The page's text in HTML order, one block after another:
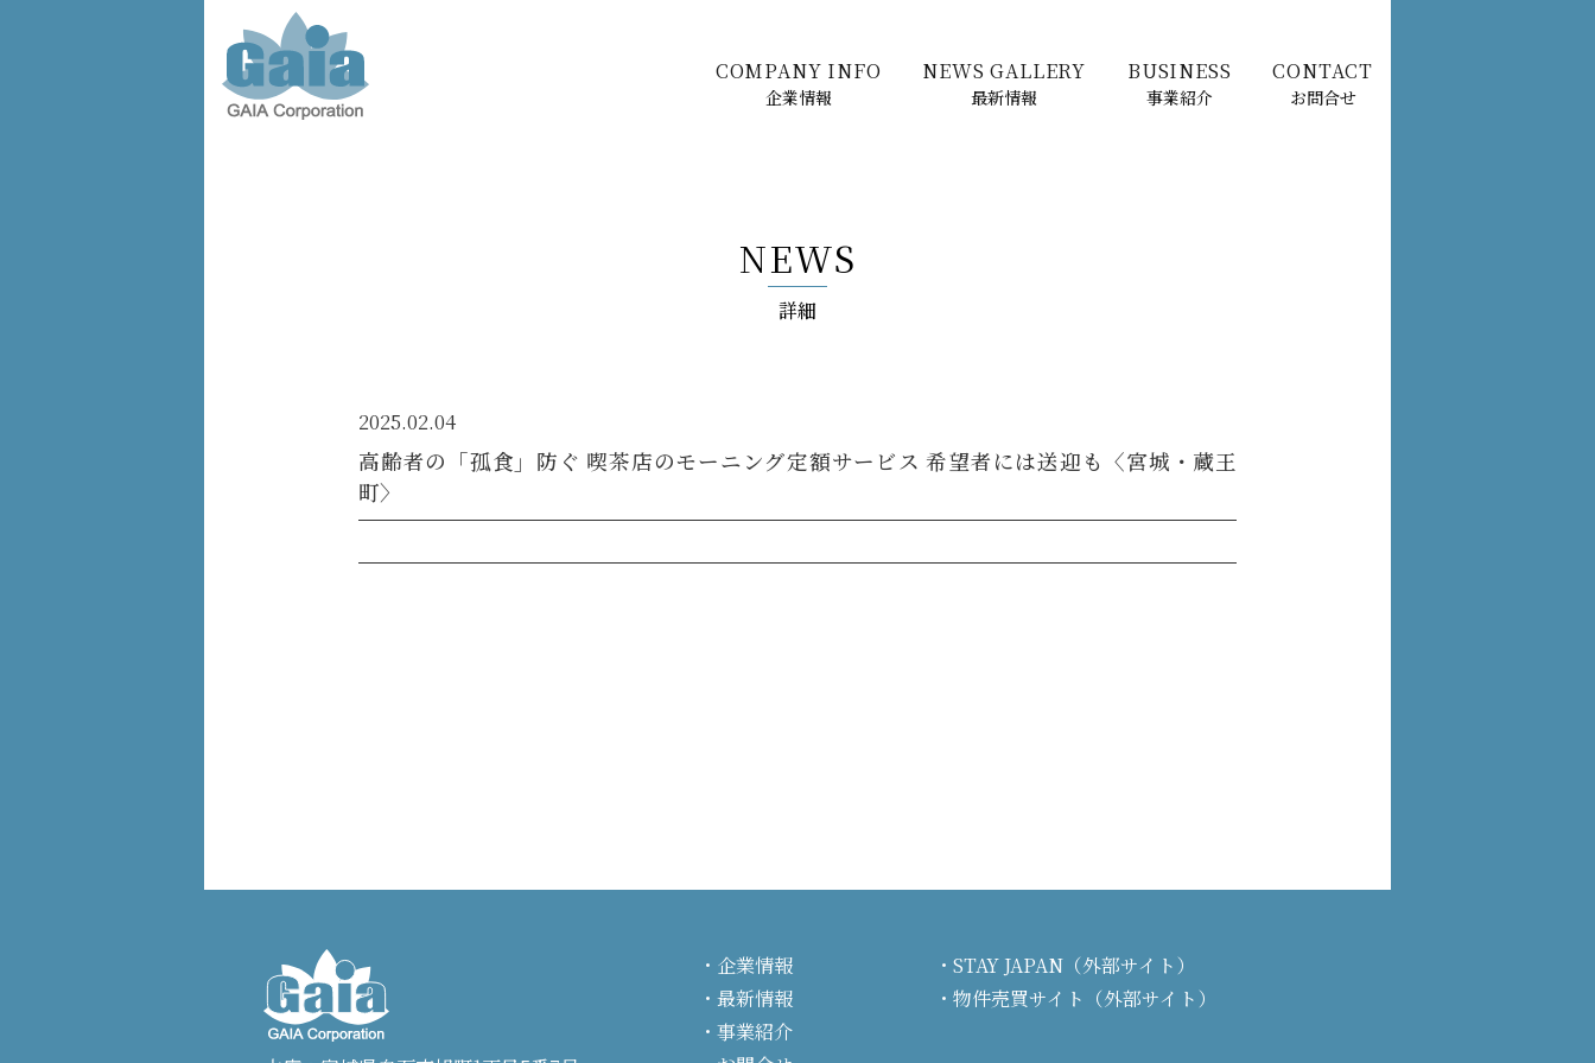
COMPANY INFO
企業情報
NEWS GALLERY
最新情報
BUSINESS
事業紹介
CONTACT
お問合せ
NEWS
詳細
2025.02.04
高齢者の「孤食」防ぐ 喫茶店のモーニング定額サービス 希望者には送迎も〈宮城・蔵王
町〉
企業情報
最新情報
事業紹介
STAY JAPAN（外部サイト）
物件売買サイト（外部サイト）